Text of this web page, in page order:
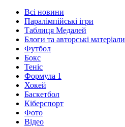
Всі новини
Паралімпійські ігри
Таблиця Медалей
Блоги та авторські матеріали
Футбол
Бокс
Теніс
Формула 1
Хокей
Баскетбол
Кіберспорт
Фото
Відео